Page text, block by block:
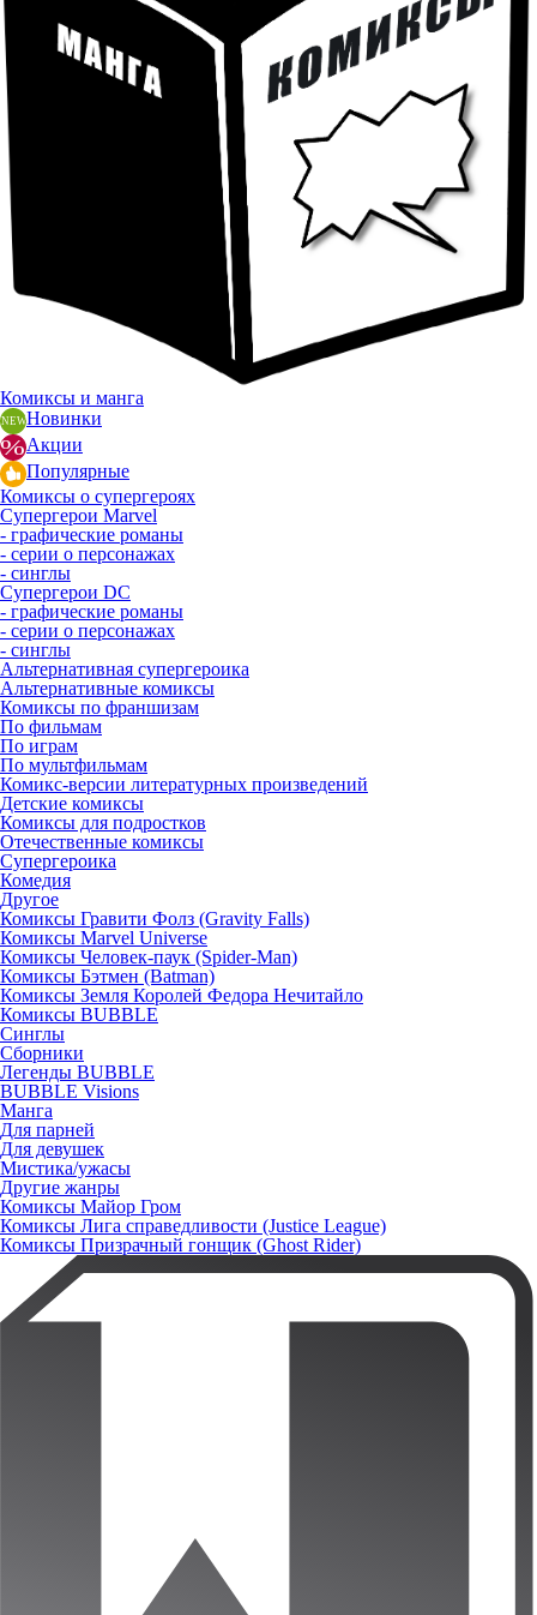
Комиксы и манга
Новинки
Акции
Популярные
Комиксы о супергероях
Супергерои Marvel
- графические романы
- серии о персонажах
- синглы
Супергерои DC
- графические романы
- серии о персонажах
- синглы
Альтернативная супергероика
Альтернативные комиксы
Комиксы по франшизам
По фильмам
По играм
По мультфильмам
Комикс-версии литературных произведений
Детские комиксы
Комиксы для подростков
Отечественные комиксы
Супергероика
Комедия
Другое
Комиксы Гравити Фолз (Gravity Falls)
Комиксы Marvel Universe
Комиксы Человек-паук (Spider-Man)
Комиксы Бэтмен (Batman)
Комиксы Земля Королей Федора Нечитайло
Комиксы BUBBLE
Синглы
Сборники
Легенды BUBBLE
BUBBLE Visions
Манга
Для парней
Для девушек
Мистика/ужасы
Другие жанры
Комиксы Майор Гром
Комиксы Лига справедливости (Justice League)
Комиксы Призрачный гонщик (Ghost Rider)